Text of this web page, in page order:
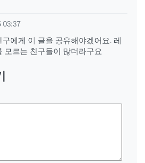
03:37
에게 이 글을 공유해야겠어요. 레
모르는 친구들이 많더라구요